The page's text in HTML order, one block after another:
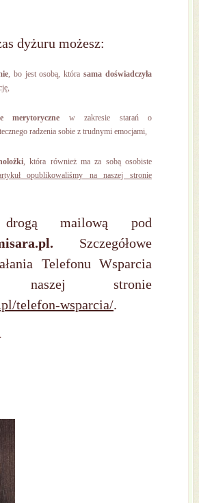
dyżuru możesz:
, bo jest osobą, którasama doświadczyła
merytoryczne w zakresie starań o
radzenia sobie z trudnymi emocjami,
, która również ma za sobą osobiste
opublikowaliśmy na naszej stronie
mailową pod
Szczegółowe
Telefonu Wsparcia
stronie
telefon-wsparcia/.